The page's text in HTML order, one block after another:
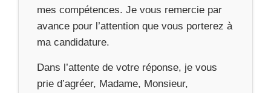
mes compétences. Je vous remercie par
avance pour l’attention que vous porterez à
ma candidature.
Dans l’attente de votre réponse, je vous
prie d’agréer, Madame, Monsieur,